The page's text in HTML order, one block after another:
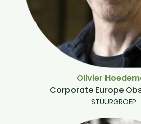
Olivier
Corporate Europe
STUURGROEP